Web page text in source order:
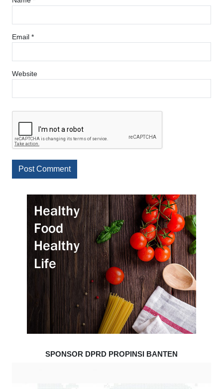
Email *
Website
SPONSOR DPRD PROPINSI BANTEN